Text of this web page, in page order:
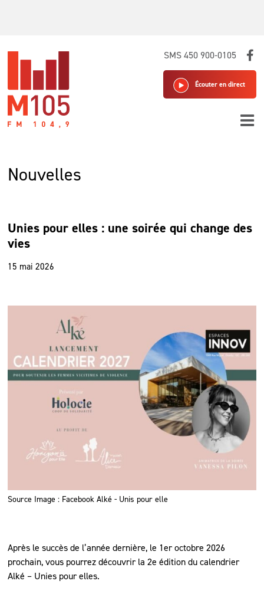
SMS 450 900-0105
Écouter en direct
Nouvelles
Unies pour elles : une soirée qui change des
vies
15 mai 2026
Source Image : Facebook Alké - Unis pour elle
Après le succès de l’année dernière, le 1er octobre 2026
prochain, vous pourrez découvrir la 2e édition du calendrier
Alké – Unies pour elles.